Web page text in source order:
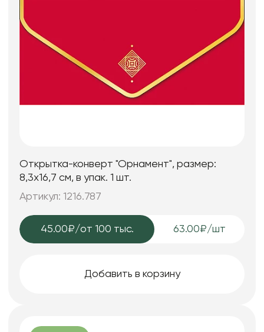
Открытка-конверт "Орнамент", размер:
8,3х16,7 см, в упак. 1 шт.
Артикул: 1216.787
45.00₽/от 100 тыс. 63.00₽/шт
Добавить в корзину